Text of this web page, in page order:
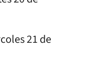
21 de